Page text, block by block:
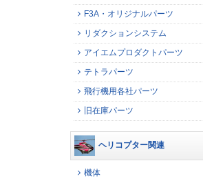
F3A・オリジナルパーツ
リダクションシステム
アイエムプロダクトパーツ
テトラパーツ
飛行機用各社パーツ
旧在庫パーツ
ヘリコプター関連
機体